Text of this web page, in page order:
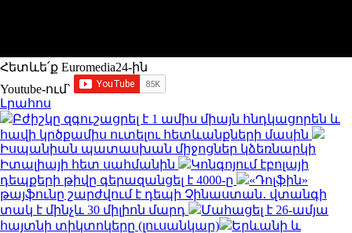
Հետևե՛ք Euromedia24-ին
Youtube-ում`
Լրահոս
Բժիշկը զգուշացրել է 1 ամիս միայն հնդկացորեն և
հավի կրծքամիս ուտելու հետևանքների մասին
Իսպանիան պատասխան միջոցներ կձեռնարկի
Իտալիայի հետ սահմանին
Կոնգոյում էբոլայի
դեպքերի թիվը գերազանցել է 4000-ը
«Դոլֆին»
թայֆունը շարժվում է դեպի Չինաստան․ վտանգի
տակ է մինչև 30 միլիոն մարդ
Մահացել է 26-ամյա
հայտնի տիկտոկերը (լուսանկար)
Երևանի և